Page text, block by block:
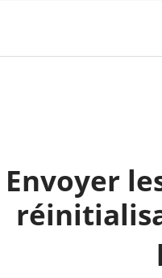
Envoyer